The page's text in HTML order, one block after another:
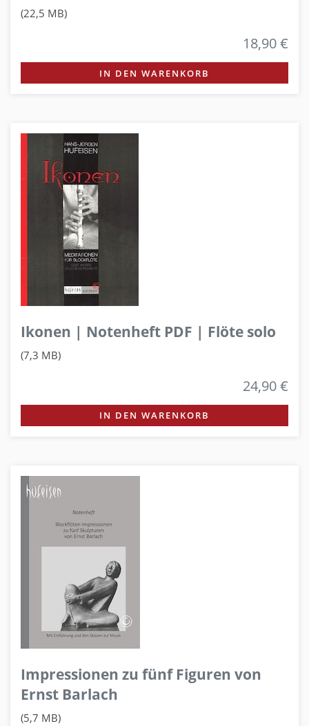
(22,5 MB)
18,90 €
IN DEN WARENKORB
Ikonen | Notenheft PDF | Flöte solo
(7,3 MB)
24,90 €
IN DEN WARENKORB
Impressionen zu fünf Figuren von
Ernst Barlach
(5,7 MB)